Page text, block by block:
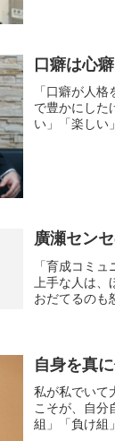
口癖は心癖
「口癖が人
で豊かにした
い」「楽しい
廣瀬セン
「育成コミ
上手な人は
おだてるのも
自身を真
私が私でいて
こそが、自分
組」「負け組